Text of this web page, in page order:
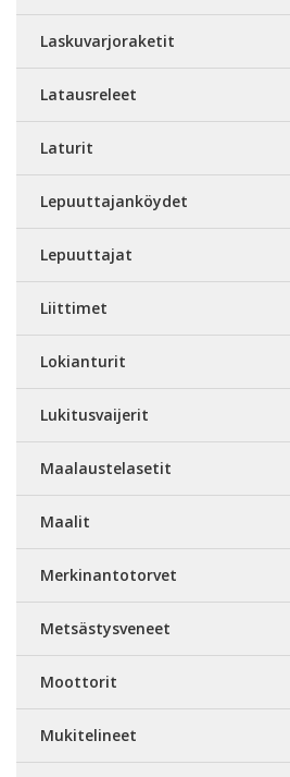
Laskuvarjoraketit
Latausreleet
Laturit
Lepuuttajanköydet
Lepuuttajat
Liittimet
Lokianturit
Lukitusvaijerit
Maalaustelasetit
Maalit
Merkinantotorvet
Metsästysveneet
Moottorit
Mukitelineet